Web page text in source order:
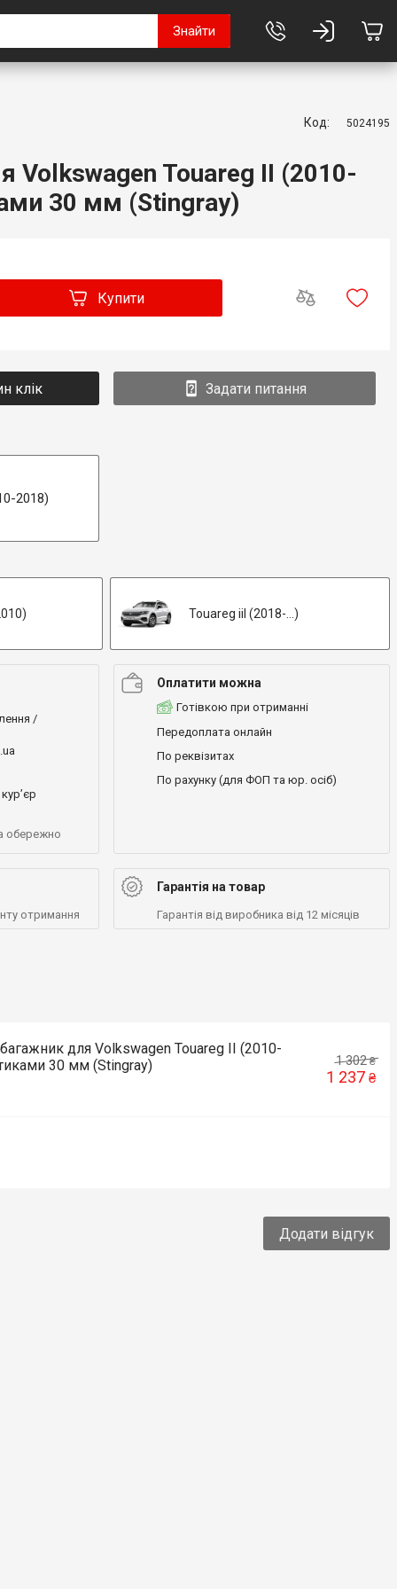
Знайти
Код: 5024195
Volkswagen Touareg II (2010-
30 мм (Stingray)
Купити
клік Задати питання
2018)
Touareg iiI (2018-...)
/
обережно
Оплатити можна
Готівкою при отриманні
Передоплата онлайн
По реквізитах
По рахунку (для ФОП та юр. осіб)
отримання
Гарантія на товар
Гарантія від виробника від 12 місяців
для Volkswagen Touareg II (2010-
30 мм (Stingray)
1 302₴
1 237 ₴
Додати відгук